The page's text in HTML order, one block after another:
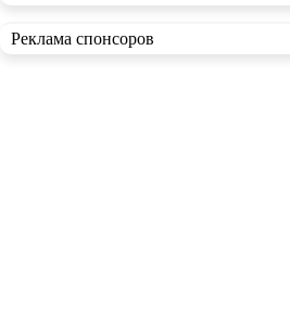
Реклама спонсоров